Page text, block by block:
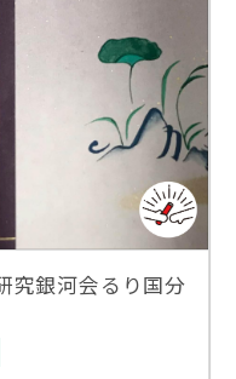
究銀河会るり国分